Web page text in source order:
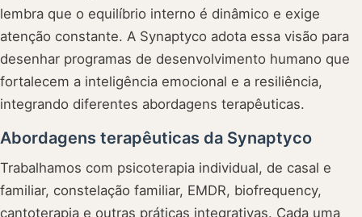
lembra que o equilíbrio interno é dinâmico e exige
atenção constante. A Synaptyco adota essa visão para
desenhar programas de desenvolvimento humano que
fortalecem a inteligência emocional e a resiliência,
integrando diferentes abordagens terapêuticas.
Abordagens terapêuticas da Synaptyco
Trabalhamos com psicoterapia individual, de casal e
familiar, constelação familiar, EMDR, biofrequency,
cantoterapia e outras práticas integrativas. Cada uma